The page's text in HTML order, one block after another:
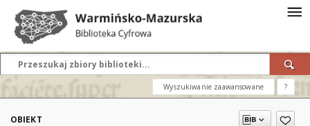
Wyszukiwanie zaawansowane ?
OBIEKT